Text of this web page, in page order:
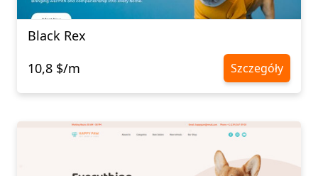
Black Rex
10,8 $/m
Szczegóły